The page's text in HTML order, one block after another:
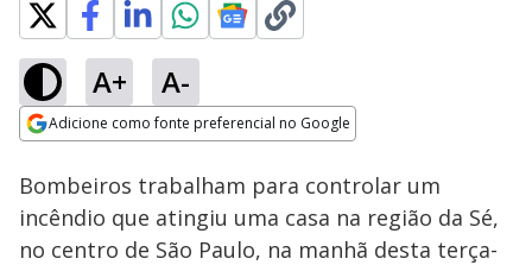
A+ A-
Adicione como fonte preferencial no Google
Ativar
Loaded:
17.14%
Bombeiros trabalham para controlar um
incêndio que atingiu uma casa na região da Sé,
no centro de São Paulo, na manhã desta terça-